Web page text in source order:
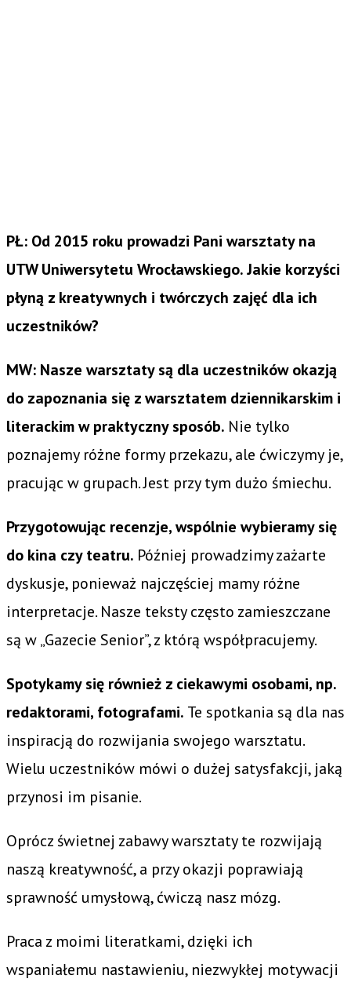
PŁ: Od 2015 roku prowadzi Pani warsztaty na
UTW Uniwersytetu Wrocławskiego. Jakie korzyści
płyną z kreatywnych i twórczych zajęć dla ich
uczestników?
MW: Nasze warsztaty są dla uczestników okazją
do zapoznania się z warsztatem dziennikarskim i
literackim w praktyczny sposób. Nie tylko
poznajemy różne formy przekazu, ale ćwiczymy je,
pracując w grupach. Jest przy tym dużo śmiechu.
Przygotowując recenzje, wspólnie wybieramy się
do kina czy teatru. Później prowadzimy zażarte
dyskusje, ponieważ najczęściej mamy różne
interpretacje. Nasze teksty często zamieszczane
są w „Gazecie Senior”, z którą współpracujemy.
Spotykamy się również z ciekawymi osobami, np.
redaktorami, fotografami. Te spotkania są dla nas
inspiracją do rozwijania swojego warsztatu.
Wielu uczestników mówi o dużej satysfakcji, jaką
przynosi im pisanie.
Oprócz świetnej zabawy warsztaty te rozwijają
naszą kreatywność, a przy okazji poprawiają
sprawność umysłową, ćwiczą nasz mózg.
Praca z moimi literatkami, dzięki ich
wspaniałemu nastawieniu, niezwykłej motywacji